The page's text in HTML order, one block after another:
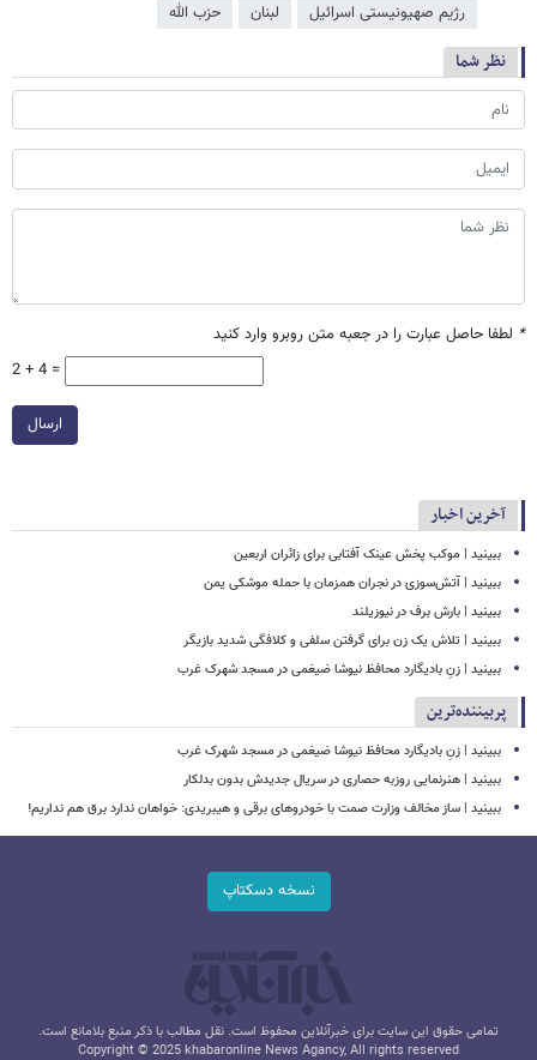
رژیم صهیونیستی اسرائیل لبنان حزب الله
نظر شما
* لطفا حاصل عبارت را در جعبه متن روبرو وارد کنید
2 + 4 =
ارسال
آخرین اخبار
ببینید | موکب پخش عینک آفتابی برای زائران اربعین
ببینید | آتش‌سوزی در نجران همزمان با حمله موشکی یمن
ببینید | بارش برف در نیوزیلند
ببینید | تلاش یک زن برای گرفتن سلفی و کلافگی شدید بازیگر
ببینید | زنِ بادیگارد محافظ نیوشا ضیغمی در مسجد شهرک غرب
پربیننده‌ترین
ببینید | زنِ بادیگارد محافظ نیوشا ضیغمی در مسجد شهرک غرب
ببینید | هنرنمایی روزبه حصاری در سریال جدیدش بدون بدلکار
ببینید | ساز مخالف وزارت صمت با خودروهای برقی و هیبریدی: خواهان ندارد برق هم نداریم!
نسخه دسکتاپ
تمامی حقوق این سایت برای خبرآنلاین محفوظ است. نقل مطالب با ذکر منبع بلامانع است.
Copyright © 2025 khabaronline News Agancy, All rights reserved